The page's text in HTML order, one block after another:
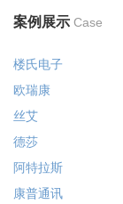
案例展示 Case
楼氏电子
欧瑞康
丝艾
德莎
阿特拉斯
康普通讯